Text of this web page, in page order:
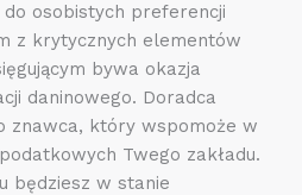
osobistych preferencji
z krytycznych elementów
bywa okazja
daninowego. Doradca
znawca, który wspomoże w
Twego zakładu.
będziesz w stanie